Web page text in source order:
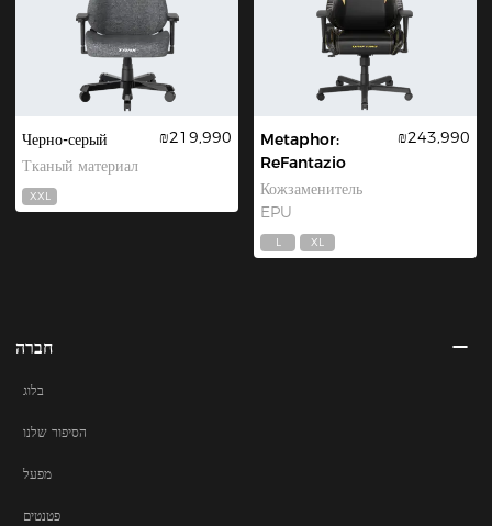
Черно-серый
Тканый материал
₪219,990
XXL
Metaphor:
ReFantazio
Кожзаменитель
EPU
₪243,990
L XL
חברה
בלוג
הסיפור שלנו
מפעל
פטנטים